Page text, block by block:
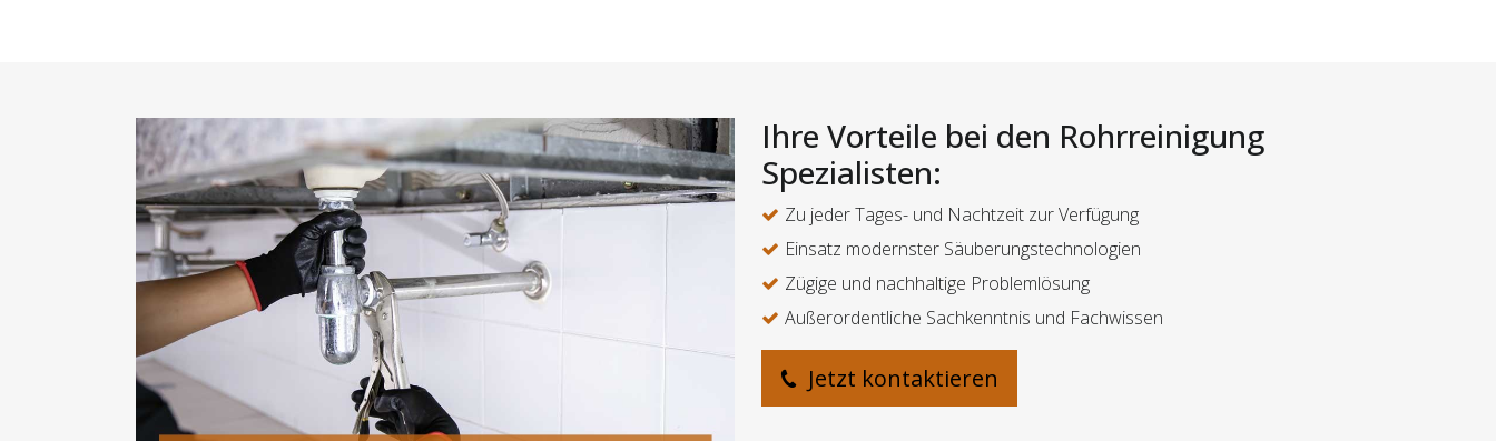
Ihre Vorteile bei den Rohrreinigung
Spezialisten:
Zu jeder Tages- und Nachtzeit zur Verfügung
Einsatz modernster Säuberungstechnologien
Zügige und nachhaltige Problemlösung
Außerordentliche Sachkenntnis und Fachwissen
Jetzt kontaktieren